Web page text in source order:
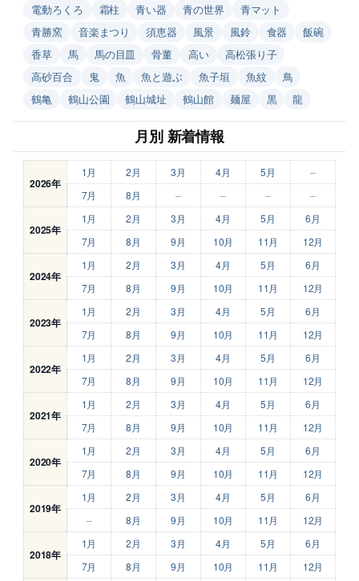
電動ろくろ
霜柱 青い器 青の世界
青マット
青勝窯
音楽まつり 須恵器 風景 風鈴 食器
飯碗
香草
馬 馬の目皿 骨董 高い
高松張り子
高砂百合
鬼 魚 魚と遊ぶ 魚子垣 魚紋
鳥
鶴亀
鶴山公園 鶴山城址 鶴山館 麺屋 黒 龍
月別 新着情報
2026年
1月 2月 3月 4月 5月
–
7月
8月 – – – –
2025年
1月 2月 3月 4月 5月
6月
7月
8月 9月 10月 11月 12月
2024年
1月 2月 3月 4月 5月
6月
7月
8月 9月 10月 11月 12月
2023年
1月 2月 3月 4月 5月
6月
7月
8月 9月 10月 11月 12月
2022年
1月 2月 3月 4月 5月
6月
7月
8月 9月 10月 11月 12月
2021年
1月 2月 3月 4月 5月
6月
7月
8月 9月 10月 11月 12月
2020年
1月 2月 3月 4月 5月
6月
7月
8月 9月 10月 11月 12月
2019年
1月 2月 3月 4月 5月
6月
–
8月 9月 10月 11月 12月
2018年
1月 2月 3月 4月 5月
6月
7月
8月 9月 10月 11月 12月